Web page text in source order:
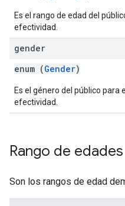
Es el rango de edad del
efectividad.
gender
enum (Gender)
Es el género del público para
efectividad.
Rango de edades
Son los rangos de edad